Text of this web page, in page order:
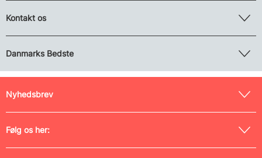
Kontakt os
Danmarks Bedste
Nyhedsbrev
Følg os her: